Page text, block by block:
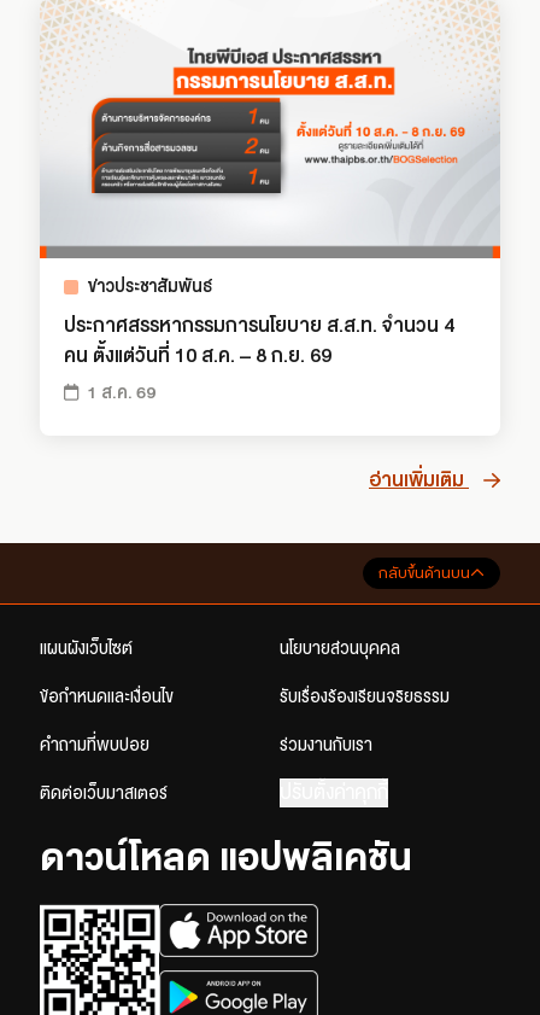
ข่าวประชาสัมพันธ์
ประกาศสรรหากรรมการนโยบาย ส.ส.ท. จำนวน 4
คน ตั้งแต่วันที่ 10 ส.ค. – 8 ก.ย. 69
1 ส.ค. 69
อ่านเพิ่มเติม
กลับขึ้นด้านบน
แผนผังเว็บไซต์ นโยบายส่วนบุคคล
ข้อกำหนดและเงื่อนไข รับเรื่องร้องเรียนจริยธรรม
คำถามที่พบบ่อย ร่วมงานกับเรา
ติดต่อเว็บมาสเตอร์
ดาวน์โหลด แอปพลิเคชัน